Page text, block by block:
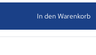
In den Warenkorb